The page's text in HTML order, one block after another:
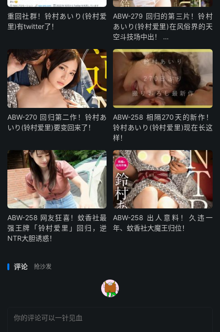
重回社群！铃村あいり(铃村爱
里)有twitter了！
ABW-279 回归的第三片！铃村
あいり(铃村爱里)在风俗界的天
空斗技场中出！ …
ABW-270 回归第二作！铃村あ
いり(铃村爱里)要变回来了！
ABW-258 相隔270天的新作！
铃村あいり(铃村爱里)现在长这
样！
ABW-258 网友狂喜！蚊香社最
强王牌「铃村爱里」回归，逆
NTR大胆诱惑！
ABW-258 出人意料！久违一
年、蚊香社大魔王归位！
评论 抢沙发